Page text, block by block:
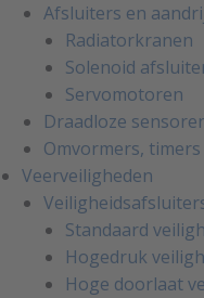
Afsluiters en
Radiatorkranen
Solenoid
Servomotoren
Draadloze
Omvormers,
Veerveiligheden
Standaard
Hogedruk
Hoge doorlaat